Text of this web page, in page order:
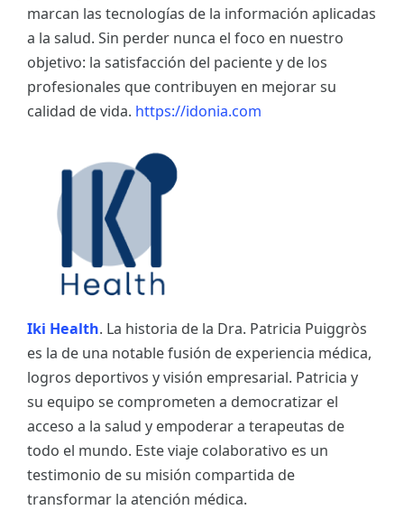
marcan las tecnologías de la información aplicadas
a la salud. Sin perder nunca el foco en nuestro
objetivo: la satisfacción del paciente y de los
profesionales que contribuyen en mejorar su
calidad de vida. https://idonia.com
Iki Health. La historia de la Dra. Patricia Puiggròs
es la de una notable fusión de experiencia médica,
logros deportivos y visión empresarial. Patricia y
su equipo se comprometen a democratizar el
acceso a la salud y empoderar a terapeutas de
todo el mundo. Este viaje colaborativo es un
testimonio de su misión compartida de
transformar la atención médica.